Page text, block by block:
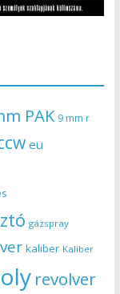
PAK 9 mm r
eu
gázspray
kaliber Kaliber
revolver